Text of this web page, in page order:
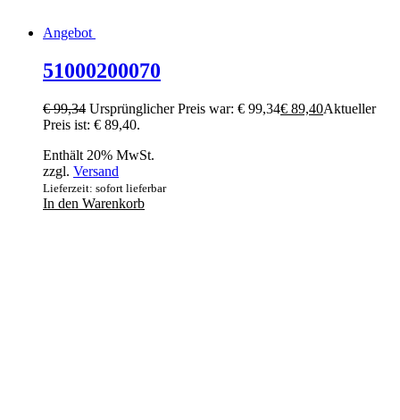
Angebot
51000200070
€99,34 Ursprünglicher Preis war: € 99,34€ 89,40Aktueller
Preis ist: € 89,40.
Enthält 20% MwSt.
zzgl. Versand
Lieferzeit: sofort lieferbar
In den Warenkorb